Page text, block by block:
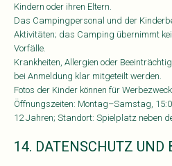
Kindern oder ihren Eltern.
Das Campingpersonal und der
Aktivitäten; das Camping übernimmt
Vorfälle.
Krankheiten, Allergien oder
bei Anmeldung klar mitgeteilt werden.
Fotos der Kinder können für
Öffnungszeiten: Montag–Samstag,
12 Jahren; Standort: Spielplatz neben
14. DATENSCHUTZ UND